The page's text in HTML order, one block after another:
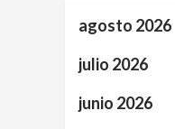
agosto 2026
julio 2026
junio 2026